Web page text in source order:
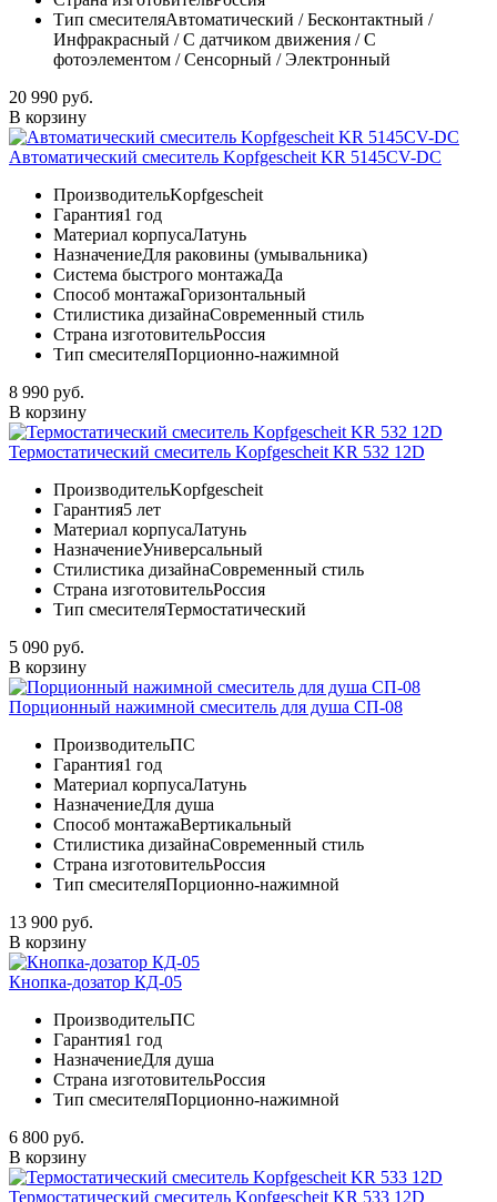
Тип смесителяАвтоматический / Бесконтактный /
Инфракрасный / С датчиком движения / С
фотоэлементом / Сенсорный / Электронный
20 990 руб.
В корзину
Автоматический смеситель Kopfgescheit KR 5145CV-DC
ПроизводительKopfgescheit
Гарантия1 год
Материал корпусаЛатунь
НазначениеДля раковины (умывальника)
Система быстрого монтажаДа
Способ монтажаГоризонтальный
Стилистика дизайнаСовременный стиль
Страна изготовительРоссия
Тип смесителяПорционно-нажимной
8 990 руб.
В корзину
Термостатический смеситель Kopfgescheit KR 532 12D
ПроизводительKopfgescheit
Гарантия5 лет
Материал корпусаЛатунь
НазначениеУниверсальный
Стилистика дизайнаСовременный стиль
Страна изготовительРоссия
Тип смесителяТермостатический
5 090 руб.
В корзину
Порционный нажимной смеситель для душа СП-08
ПроизводительПС
Гарантия1 год
Материал корпусаЛатунь
НазначениеДля душа
Способ монтажаВертикальный
Стилистика дизайнаСовременный стиль
Страна изготовительРоссия
Тип смесителяПорционно-нажимной
13 900 руб.
В корзину
Кнопка-дозатор КД-05
ПроизводительПС
Гарантия1 год
НазначениеДля душа
Страна изготовительРоссия
Тип смесителяПорционно-нажимной
6 800 руб.
В корзину
Термостатический смеситель Kopfgescheit KR 533 12D